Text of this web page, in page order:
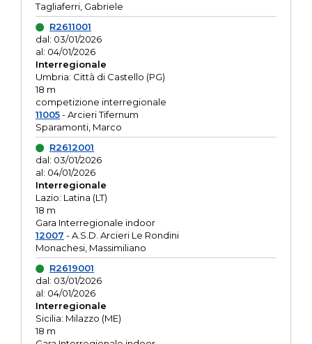
Tagliaferri, Gabriele
R2611001
dal: 03/01/2026
al: 04/01/2026
Interregionale
Umbria: Città di Castello (PG)
18 m
competizione interregionale
11005- Arcieri Tifernum
Sparamonti, Marco
R2612001
dal: 03/01/2026
al: 04/01/2026
Interregionale
Lazio: Latina (LT)
18 m
Gara Interregionale indoor
12007 - A.S.D. Arcieri Le Rondini
Monachesi, Massimiliano
R2619001
dal: 03/01/2026
al: 04/01/2026
Interregionale
Sicilia: Milazzo (ME)
18 m